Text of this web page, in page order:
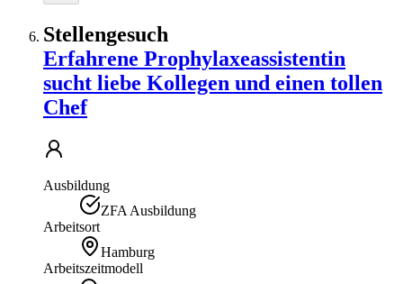
Stellengesuch
Erfahrene Prophylaxeassistentin
sucht liebe Kollegen und einen tollen
Chef
Ausbildung
ZFA Ausbildung
Arbeitsort
Hamburg
Arbeitszeitmodell